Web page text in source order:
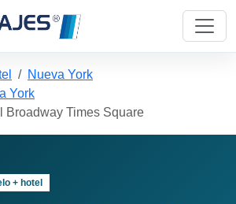
Nueva York
York
Broadway Times Square
+ hotel